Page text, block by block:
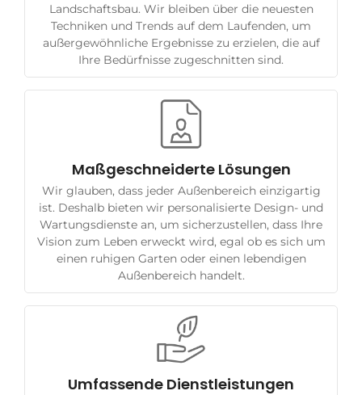
Landschaftsbau. Wir bleiben über die neuesten
Techniken und Trends auf dem Laufenden, um
außergewöhnliche Ergebnisse zu erzielen, die auf
Ihre Bedürfnisse zugeschnitten sind.
Maßgeschneiderte Lösungen
Wir glauben, dass jeder Außenbereich einzigartig
ist. Deshalb bieten wir personalisierte Design- und
Wartungsdienste an, um sicherzustellen, dass Ihre
Vision zum Leben erweckt wird, egal ob es sich um
einen ruhigen Garten oder einen lebendigen
Außenbereich handelt.
Umfassende Dienstleistungen